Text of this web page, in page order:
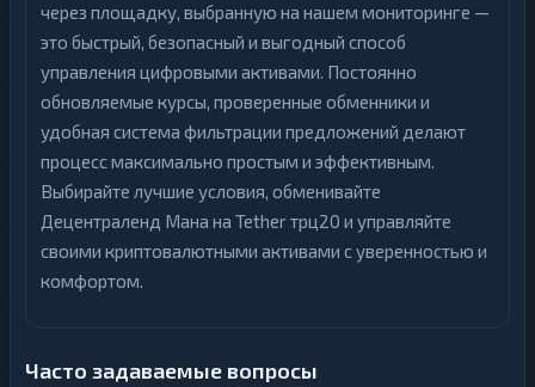
через площадку, выбранную на нашем мониторинге —
это быстрый, безопасный и выгодный способ
управления цифровыми активами. Постоянно
обновляемые курсы, проверенные обменники и
удобная система фильтрации предложений делают
процесс максимально простым и эффективным.
Выбирайте лучшие условия, обменивайте
Децентраленд Мана на Tether трц20 и управляйте
своими криптовалютными активами с уверенностью и
комфортом.
Часто задаваемые вопросы